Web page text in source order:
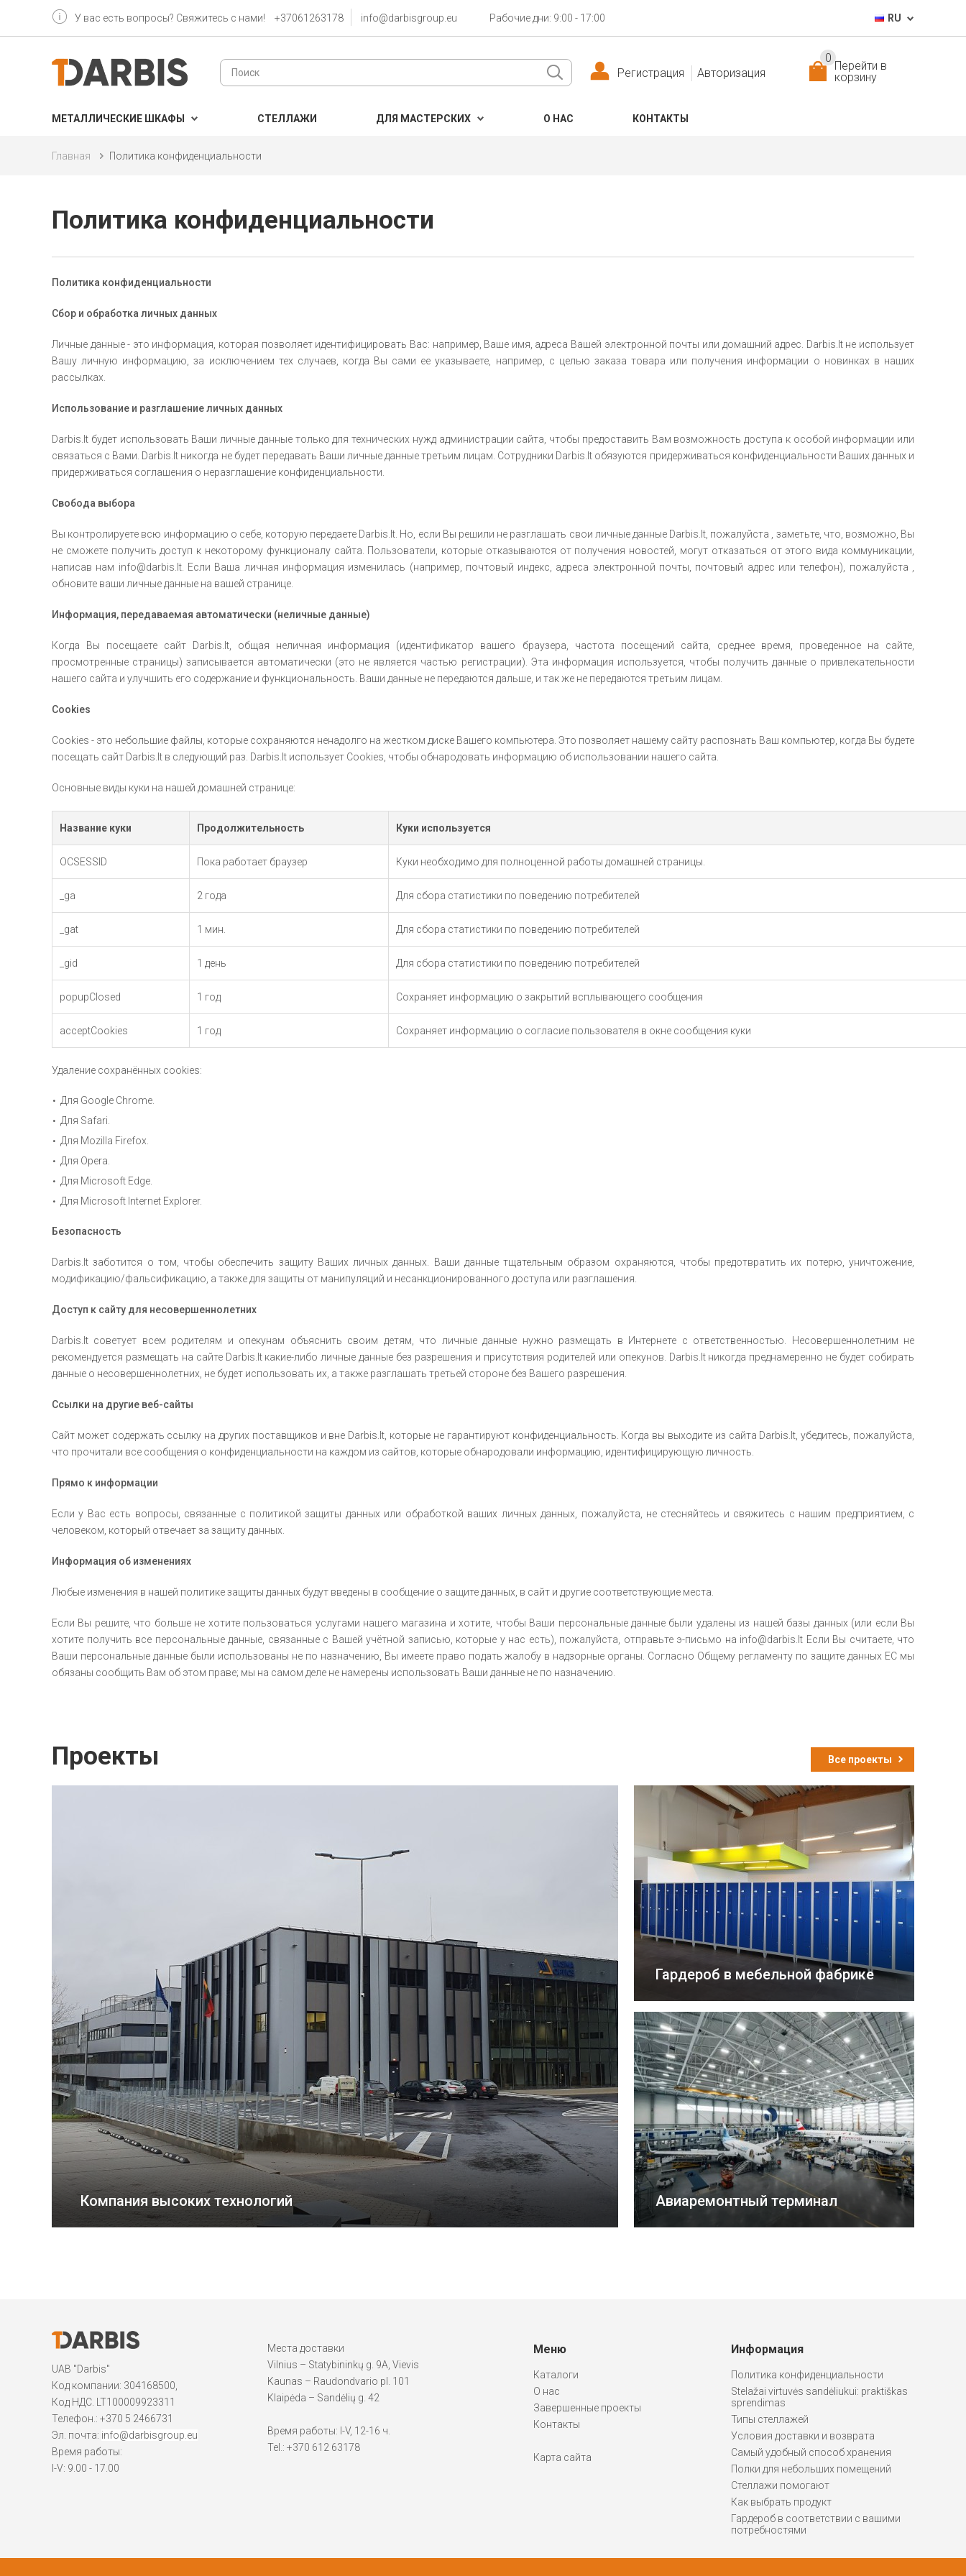
У вас есть вопросы? Свяжитесь с нами! +37061263178 info@darbisgroup.eu Рабочие дни: 9:00 - 17:00 RU
Перейти в
корзину
0
Регистрация
Авторизация
МЕТАЛЛИЧЕСКИЕ ШКАФЫ CТЕЛЛАЖИ ДЛЯ МАСТЕРСКИХ О НАС КОНТАКТЫ
Главная Политика конфиденциальности
Политика конфиденциальности
Политика конфиденциальности
Сбор и обработка личных данных
Личные данные - это информация, которая позволяет идентифицировать Вас: например, Ваше имя, адреса Вашей электронной почты или домашний адрес. Darbis.lt не использует
Вашу личную информацию, за исключением тех случаев, когда Вы сами ее указываете, например, с целью заказа товара или получения информации о новинках в наших
рассылках.
Использование и разглашение личных данных
Darbis.lt будет использовать Ваши личные данные только для технических нужд администрации сайта, чтобы предоставить Вам возможность доступа к особой информации или
связаться с Вами. Darbis.lt никогда не будет передавать Ваши личные данные третьим лицам. Сотрудники Darbis.lt обязуются придерживаться конфиденциальности Ваших данных и
придерживаться соглашения о неразглашение конфиденциальности.
Свобода выбора
Вы контролируете всю информацию о себе, которую передаете Darbis.lt. Но, если Вы решили не разглашать свои личные данные Darbis.lt, пожалуйста , заметьте, что, возможно, Вы
не сможете получить доступ к некоторому функционалу сайта. Пользователи, которые отказываются от получения новостей, могут отказаться от этого вида коммуникации,
написав нам info@darbis.lt. Если Ваша личная информация изменилась (например, почтовый индекс, адреса электронной почты, почтовый адрес или телефон), пожалуйста ,
обновите ваши личные данные на вашей странице.
Информация, передаваемая автоматически (неличные данные)
Когда Вы посещаете сайт Darbis.lt, общая неличная информация (идентификатор вашего браузера, частота посещений сайта, среднее время, проведенное на сайте,
просмотренные страницы) записывается автоматически (это не является частью регистрации). Эта информация используется, чтобы получить данные о привлекательности
нашего сайта и улучшить его содержание и функциональность. Ваши данные не передаются дальше, и так же не передаются третьим лицам.
Cookies
Cookies - это небольшие файлы, которые сохраняются ненадолго на жестком диске Вашего компьютера. Это позволяет нашему сайту распознать Ваш компьютер, когда Вы будете
посещать сайт Darbis.lt в следующий раз. Darbis.lt использует Cookies, чтобы обнародовать информацию об использовании нашего сайта.
Основные виды куки на нашей домашней странице:
Название куки Продолжительность Куки используется
OCSESSID Пока работает браузер Куки необходимо для полноценной работы домашней страницы.
_ga 2 года Для cборa статистики по поведению потребителей
_gat 1 мин. Для cборa статистики по поведению потребителей
_gid 1 день Для cборa статистики по поведению потребителей
popupClosed 1 год Сохраняет информацию o закрытий всплывающего сообщения
acceptCookies 1 год Сохраняет информацию o согласие пользователя в oкне сообщения куки
Удаление сохранённых cookies:
Для Google Chrome.
Для Safari.
Для Mozilla Firefox.
Для Opera.
Для Microsoft Edge.
Для Microsoft Internet Explorer.
Безопасность
Darbis.lt заботится о том, чтобы обеспечить защиту Ваших личных данных. Ваши данные тщательным образом охраняются, чтобы предотвратить их потерю, уничтожение,
модификацию/фальсификацию, а также для защиты от манипуляций и несанкционированного доступа или разглашения.
Доступ к сайту для несовершеннолетних
Darbis.lt советует всем родителям и опекунам объяснить своим детям, что личные данные нужно размещать в Интернете с ответственностью. Несовершеннолетним не
рекомендуется размещать на сайте Darbis.lt какие-либо личные данные без разрешения и присутствия родителей или опекунов. Darbis.lt никогда преднамеренно не будет собирать
данные о несовершеннолетних, не будет использовать их, а также разглашать третьей стороне без Вашего разрешения.
Ссылки на другие веб-сайты
Сайт может содержать ссылку на других поставщиков и вне Darbis.lt, которые не гарантируют конфиденциальность. Когда вы выходите из сайта Darbis.lt, убедитесь, пожалуйста,
что прочитали все сообщения о конфиденциальности на каждом из сайтов, которые обнародовали информацию, идентифицирующую личность.
Прямо к информации
Если у Вас есть вопросы, связанные с политикой защиты данных или обработкой ваших личных данных, пожалуйста, не стесняйтесь и свяжитесь с нашим предприятием, с
человеком, который отвечает за защиту данных.
Информация об изменениях
Любые изменения в нашей политике защиты данных будут введены в сообщение о защите данных, в сайт и другие соответствующие места.
Если Вы решите, что больше не хотите пользоваться услугами нашего магазина и хотите, чтобы Ваши персональные данные были удалены из нашей базы данных (или если Вы
хотите получить все персональные данные, связанные с Вашей учётной записью, которые у нас есть), пожалуйста, отправьте э-письмо на info@darbis.lt Если Вы считаете, что
Ваши персональные данные были использованы не по назначению, Вы имеете право подать жалобу в надзорные органы. Согласно Общему регламенту по защите данных ЕС мы
обязаны сообщить Вам об этом праве; мы на самом деле не намерены использовать Ваши данные не по назначению.
Проекты Все проекты
Компания высоких технологий
Гардероб в мебельной фабрике
Авиаремонтный терминал
UAB "Darbis"
Код компании: 304168500,
Код НДС. LT100009923311
Телефон.: +370 5 2466731
Эл. почта: info@darbisgroup.eu
Время работы:
I-V: 9.00 - 17.00
Места доставки
Vilnius – Statybininkų g. 9A, Vievis
Kaunas – Raudondvario pl. 101
Klaipėda – Sandėlių g. 42
Время работы: I-V, 12-16 ч.
Tel.: +370 612 63178
Меню
Каталоги
О нас
Завершенные проекты
Контакты
Карта сайта
Информация
Политика конфиденциальности
Stelažai virtuvės sandėliukui: praktiškas
sprendimas
Типы стеллажей
Условия доставки и возврата
Самый удобный способ хранения
Полки для небольших помещений
Стеллажи помогают
Как выбрать продукт
Гардероб в соответствии с вашими
потребностями